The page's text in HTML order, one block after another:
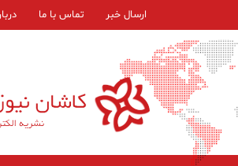
ارسال خبر تماس با ما